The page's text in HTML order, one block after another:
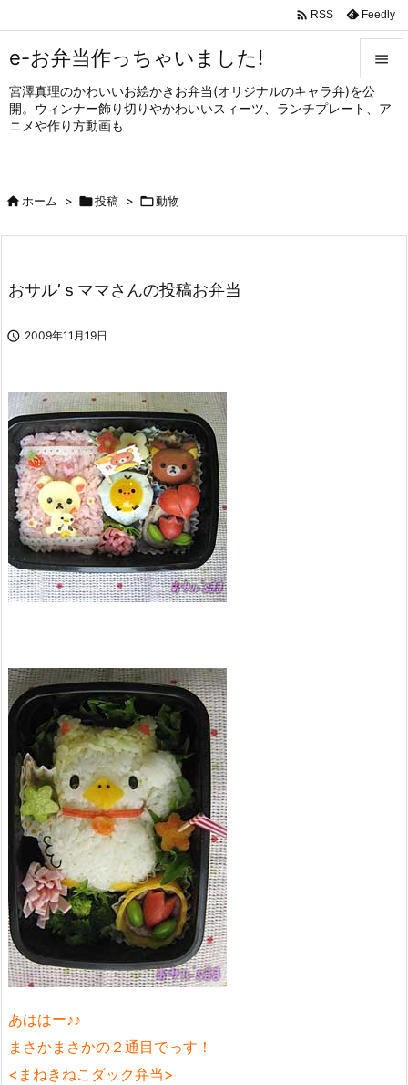
e-お弁当作っちゃいました!
宮澤真理のかわいいお絵かきお弁当(オリジナルのキャラ弁)を公
開。ウィンナー飾り切りやかわいいスィーツ、ランチプレート、ア
ニメや作り方動画も


メニュ
サイド

 RSS Feedly
ホーム > 投稿 > 動物
おサル’ｓママさんの投稿お弁当
 2009年11月19日
あははー♪♪
まさかまさかの２通目でっす！
<まねきねこダック弁当>